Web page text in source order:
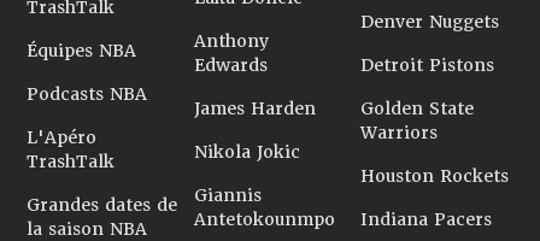
TrashTalk
Équipes NBA
Podcasts NBA
L'Apéro
TrashTalk
Grandes dates de
la saison NBA
Anthony
Edwards
James Harden
Nikola Jokic
Giannis
Antetokounmpo
Denver Nuggets
Detroit Pistons
Golden State
Warriors
Houston Rockets
Indiana Pacers